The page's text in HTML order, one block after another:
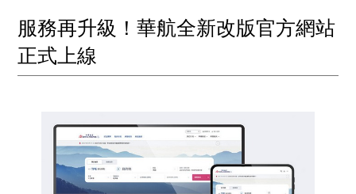
服務再升級！華航全新改版官方網站
正式上線